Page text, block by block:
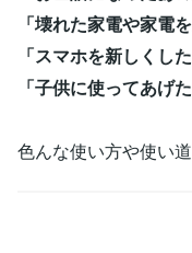
「壊れた家電や家電
「スマホを新しくし
「子供に使ってあげ
色んな使い方や使い